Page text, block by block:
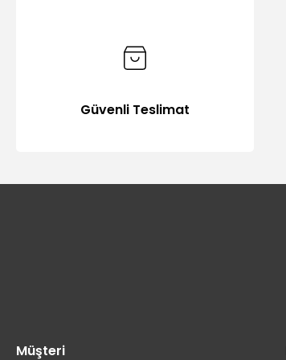
Güvenli Teslimat
Müşteri